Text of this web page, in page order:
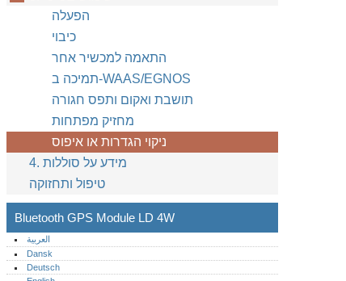
הפעלה
כיבוי
התאמה למכשיר אחר
תמיכה ב-WAAS/EGNOS
תושבת ואקום ותפס חגורה
מחזיק מפתחות
ניקוי הגדרות או איפוס
4. מידע על סוללות
טיפול ותחזוקה
Bluetooth GPS Module LD 4W
العربية
Dansk
Deutsch